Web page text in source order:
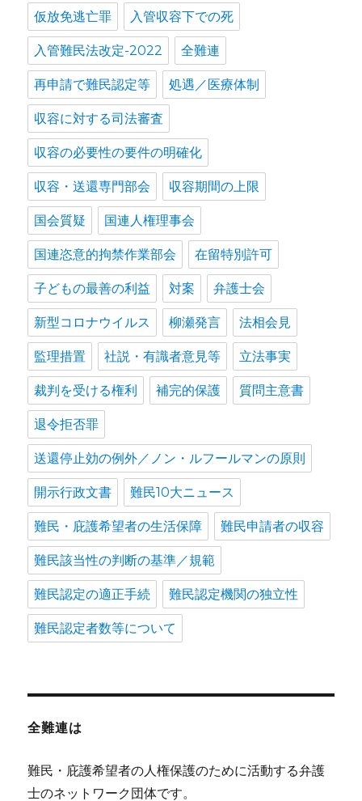
仮放免逃亡罪 入管収容下での死
入管難民法改定-2022 全難連
再申請で難民認定等 処遇／医療体制
収容に対する司法審査
収容の必要性の要件の明確化
収容・送還専門部会 収容期間の上限
国会質疑 国連人権理事会
国連恣意的拘禁作業部会 在留特別許可
子どもの最善の利益 対案 弁護士会
新型コロナウイルス 柳瀬発言 法相会見
監理措置 社説・有識者意見等 立法事実
裁判を受ける権利 補完的保護 質問主意書
退令拒否罪
送還停止効の例外／ノン・ルフールマンの原則
開示行政文書 難民10大ニュース
難民・庇護希望者の生活保障 難民申請者の収容
難民該当性の判断の基準／規範
難民認定の適正手続 難民認定機関の独立性
難民認定者数等について
全難連は
難民・庇護希望者の人権保護のために活動する弁護
士のネットワーク団体です。